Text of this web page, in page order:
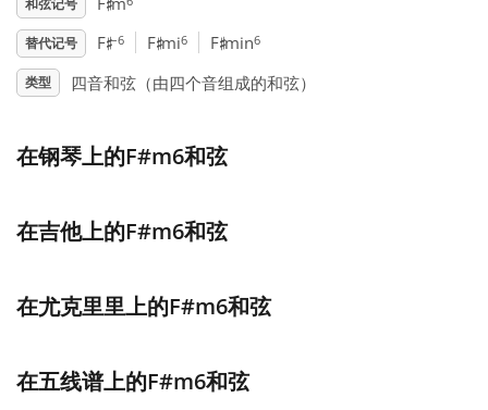
和弦记号
替代记号 F♯–6 F♯mi6 F♯min6
类型 四音和弦（由四个音组成的和弦）
在钢琴上的F#m6和弦
在吉他上的F#m6和弦
在尤克里里上的F#m6和弦
在五线谱上的F#m6和弦